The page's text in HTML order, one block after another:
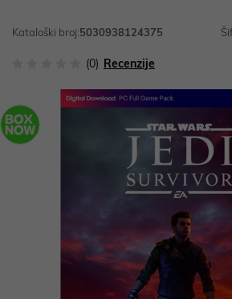
Kataloški broj:5030938124375
(0) Recenzije